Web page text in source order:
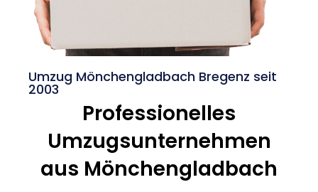
Umzug Mönchengladbach Bregenz seit
2003
Professionelles
Umzugsunternehmen
aus Mönchengladbach